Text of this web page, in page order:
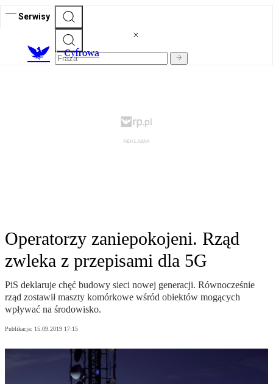
Serwisy
Cyfrowa
Operatorzy zaniepokojeni. Rząd
zwleka z przepisami dla 5G
PiS deklaruje chęć budowy sieci nowej generacji. Równocześnie
rząd zostawił maszty komórkowe wśród obiektów mogących
wpływać na środowisko.
Publikacja: 15.09.2019 17:15